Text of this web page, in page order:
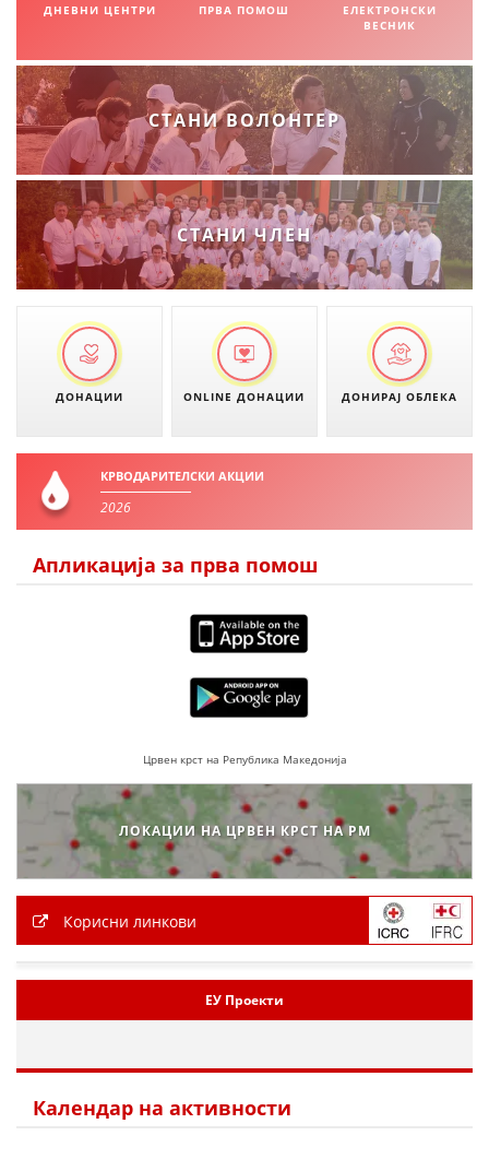
МЕНАЏМЕНТ НА ВОЛОНТЕРИ
ЗА НАС
ДЕЈСТВУВАЊЕ
ПРИРАЧНИЦИ
СТРАТЕГИИ
ДНЕВНИ ЦЕНТРИ ПРВА ПОМОШ
ЕЛЕКТРОНСКИ
ВЕСНИК
СТАНИ ВОЛОНТЕР
СТАНИ ЧЛЕН
ДОНАЦИИ ONLINE ДОНАЦИИ ДОНИРАЈ ОБЛЕКА
КРВОДАРИТЕЛСКИ АКЦИИ
2026
Апликација за прва помош
Црвен крст на Република Македонија
ЛОКАЦИИ НА ЦРВЕН КРСТ НА РМ
Корисни линкови
ЕУ Проекти
Календар на активности